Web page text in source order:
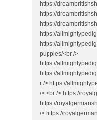
https://
https://
https://
https://
https://
puppies/<br />
https://
https://
r /> https://
/> <br /> https://
https://
/> https://